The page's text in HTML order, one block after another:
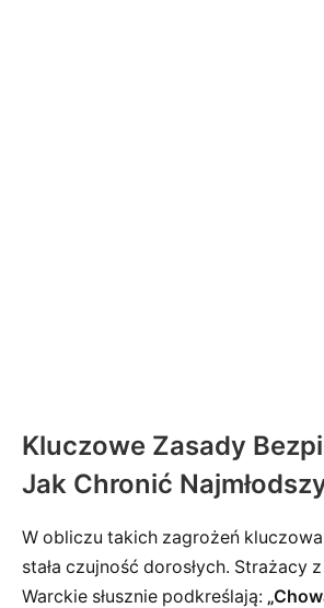
Kluczowe Zasady
Jak Chronić
W obliczu takich zagrożeń
stała czujność dorosłych. Strażacy
Warckie słusznie podkreślają: